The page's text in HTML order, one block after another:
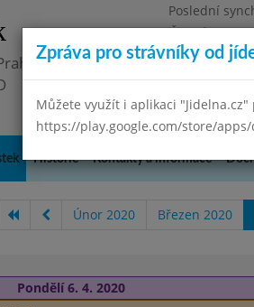
Poslední
Čtvrtek
5 - Hlubočepy, Hlubočepská
Historie Kontakty a informace
Únor 2020 Březen 2020
Pondělí 6. 4. 2020
Zpráva pro strávníky od
Můžete využít i aplikaci
https://play.google.com/store/